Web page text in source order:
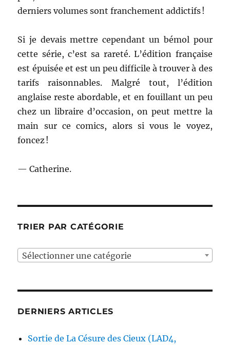
derniers volumes sont franchement addictifs !
Si je devais mettre cependant un bémol pour
cette série, c’est sa rareté. L’édition française
est épuisée et est un peu difficile à trouver à des
tarifs raisonnables. Malgré tout, l’édition
anglaise reste abordable, et en fouillant un peu
chez un libraire d’occasion, on peut mettre la
main sur ce comics, alors si vous le voyez,
foncez !
— Catherine.
TRIER PAR CATÉGORIE
Sélectionner une catégorie
DERNIERS ARTICLES
Sortie de La Césure des Cieux (LAD4,